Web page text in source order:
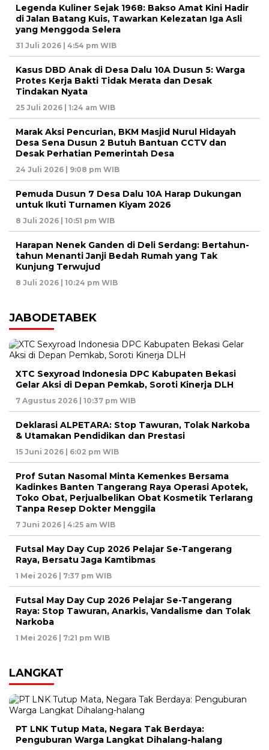
Legenda Kuliner Sejak 1968: Bakso Amat Kini Hadir
di Jalan Batang Kuis, Tawarkan Kelezatan Iga Asli
yang Menggoda Selera
31 Juli 2026 | 4:54 pm WIB
Kasus DBD Anak di Desa Dalu 10A Dusun 5: Warga
Protes Kerja Bakti Tidak Merata dan Desak
Tindakan Nyata
25 Juli 2026 | 1:24 am WIB
Marak Aksi Pencurian, BKM Masjid Nurul Hidayah
Desa Sena Dusun 2 Butuh Bantuan CCTV dan
Desak Perhatian Pemerintah Desa
24 Juli 2026 | 9:08 pm WIB
Pemuda Dusun 7 Desa Dalu 10A Harap Dukungan
untuk Ikuti Turnamen Kiyam 2026
8 Juli 2026 | 10:51 pm WIB
Harapan Nenek Ganden di Deli Serdang: Bertahun-
tahun Menanti Janji Bedah Rumah yang Tak
Kunjung Terwujud
8 Juli 2026 | 10:24 pm WIB
JABODETABEK
XTC Sexyroad Indonesia DPC Kabupaten Bekasi
Gelar Aksi di Depan Pemkab, Soroti Kinerja DLH
7 Agustus 2026 | 10:37 pm WIB
Deklarasi ALPETARA: Stop Tawuran, Tolak Narkoba
& Utamakan Pendidikan dan Prestasi
15 Juni 2026 | 6:02 pm WIB
Prof Sutan Nasomal Minta Kemenkes Bersama
Kadinkes Banten Tangerang Raya Operasi Apotek,
Toko Obat, Perjualbelikan Obat Kosmetik Terlarang
Tanpa Resep Dokter Menggila
7 Juni 2026 | 4:25 am WIB
Futsal May Day Cup 2026 Pelajar Se-Tangerang
Raya, Bersatu Jaga Kamtibmas
1 Mei 2026 | 7:37 pm WIB
Futsal May Day Cup 2026 Pelajar Se-Tangerang
Raya: Stop Tawuran, Anarkis, Vandalisme dan Tolak
Narkoba
1 Mei 2026 | 7:21 pm WIB
LANGKAT
PT LNK Tutup Mata, Negara Tak Berdaya:
Penguburan Warga Langkat Dihalang-halang